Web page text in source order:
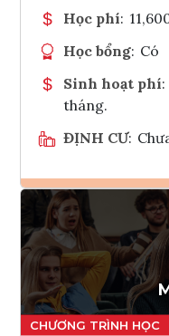
Học phí:
Học bổng: Có
Sinh hoạt phí:
tháng.
ĐỊNH CƯ: